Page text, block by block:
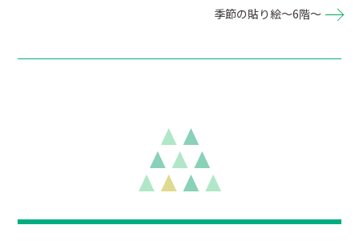
季節の貼り絵～6階～